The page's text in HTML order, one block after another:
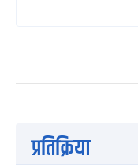
प्रतिक्रिया